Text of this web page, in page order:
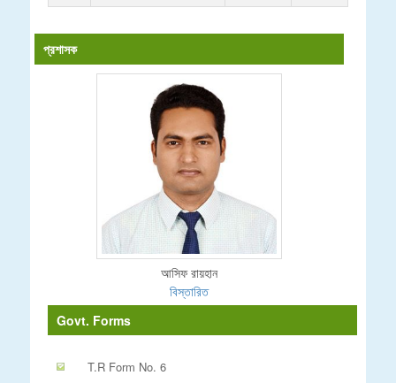
প্রশাসক
আসিফ রায়হান
বিস্তারিত
Govt. Forms
T.R Form No. 6